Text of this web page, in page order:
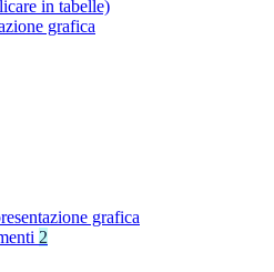
in tabelle)
grafica
grafica
2